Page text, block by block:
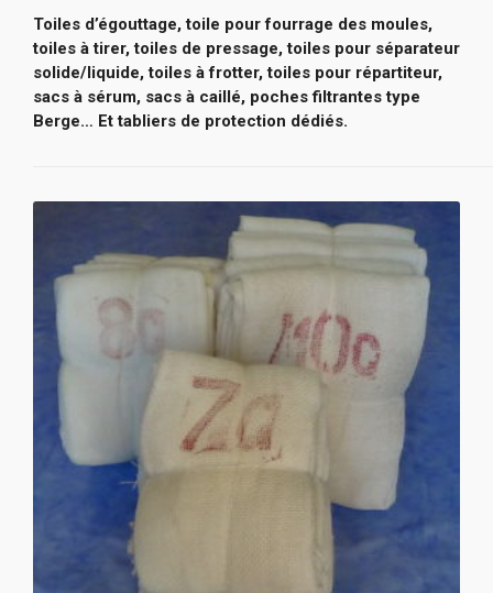
Toiles d’égouttage, toile pour fourrage des moules,
toiles à tirer, toiles de pressage, toiles pour séparateur
solide/liquide, toiles à frotter, toiles pour répartiteur,
sacs à sérum, sacs à caillé, poches filtrantes type
Berge… Et tabliers de protection dédiés.